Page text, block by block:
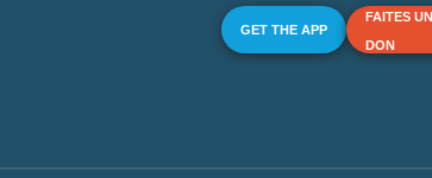
GET THE APP
FAITES UN
DON